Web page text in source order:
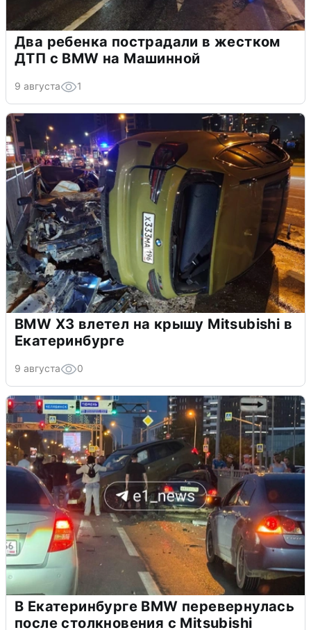
Два ребенка пострадали в жестком
ДТП с BMW на Машинной
9 августа 1
BMW X3 влетел на крышу Mitsubishi в
Екатеринбурге
9 августа 0
В Екатеринбурге BMW перевернулась
после столкновения с Mitsubishi